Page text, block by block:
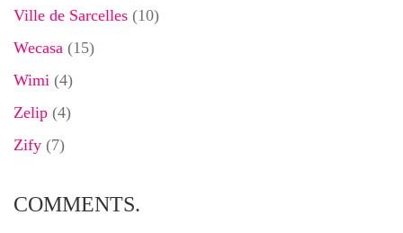
Ville de Sarcelles (10)
Wecasa (15)
Wimi (4)
Zelip (4)
Zify (7)
COMMENTS.